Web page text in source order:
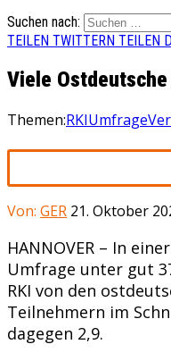
Suchen nach:
TEILEN TWITTERN TEILEN
Viele
Themen:RKIUmfrage
Von: GER 21. Oktober
HANNOVER – In
Umfrage unter gut
RKI von den
Teilnehmern im
dagegen 2,9.